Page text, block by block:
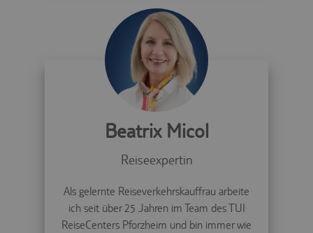
Beatrix Micol
Reiseexpertin
Als gelernte Reiseverkehrskauffrau arbeite
ich seit über 25 Jahren im Team des TUI
ReiseCenters Pforzheim und bin immer wie